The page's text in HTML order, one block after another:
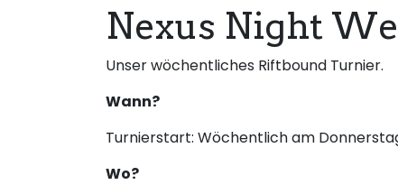
Nexus Night
Unser wöchentliches Riftbound Turnier.
Wann?
Turnierstart: Wöchentlich am
Wo?